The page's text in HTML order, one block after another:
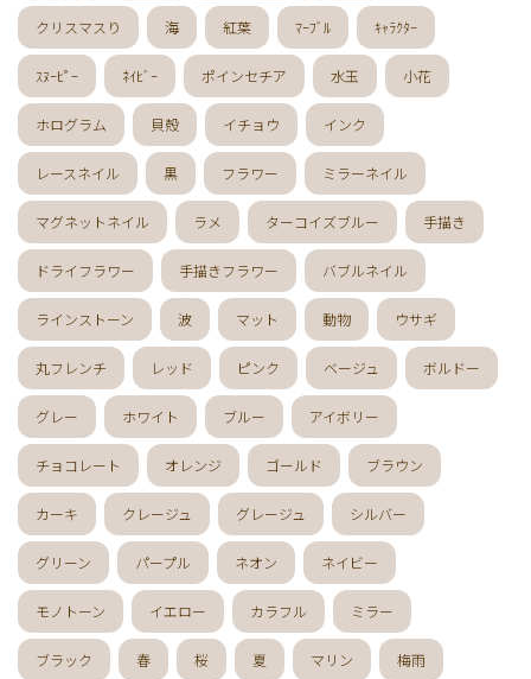
クリスマスり 海 紅葉 ﾏｰﾌﾞﾙ ｷｬﾗｸﾀｰ
ｽﾇｰﾋﾟｰ ﾈｲﾋﾞｰ ポインセチア 水玉 小花
ホログラム 貝殻 イチョウ インク
レースネイル 黒 フラワー ミラーネイル
マグネットネイル ラメ ターコイズブルー 手描き
ドライフラワー 手描きフラワー バブルネイル
ラインストーン 波 マット 動物 ウサギ
丸フレンチ レッド ピンク ベージュ ボルドー
グレー ホワイト ブルー アイボリー
チョコレート オレンジ ゴールド ブラウン
カーキ クレージュ グレージュ シルバー
グリーン パープル ネオン ネイビー
モノトーン イエロー カラフル ミラー
ブラック 春 桜 夏 マリン 梅雨
ボタニカル
ビジュー アニマル柄
ハート
リボン
レース エスニック
キャラクター
3D チェック柄 フルーツ
べっ甲
ニュアンス
ゴージャス ブライダル
検索